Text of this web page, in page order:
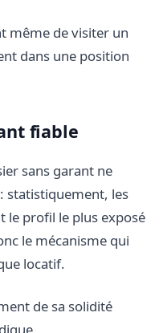
même de visiter un
dans une position
fiable
sans garant ne
statistiquement, les
le profil le plus exposé
le mécanisme qui
locatif.
de sa solidité